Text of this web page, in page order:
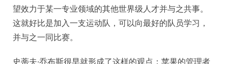
望效力于某一专业领域的其他世界级人才并与之共事。
这就好比是加入一支运动队，可以向最好的队员学习，
并与之一同比赛。
史蒂夫·乔布斯很早就形成了这样的观点：苹果的管理者